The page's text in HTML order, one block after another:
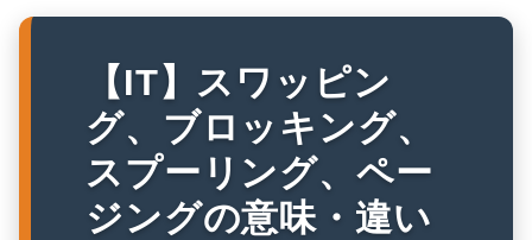
【IT】スワッピン
グ、ブロッキング、
スプーリング、ペー
ジングの意味・違い